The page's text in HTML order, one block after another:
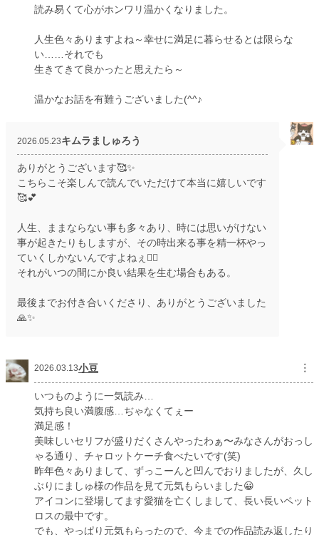
読み易くて心がホンワリ温かくなりました。
人生色々ありますよね～幸せに満足に暮らせるとは限らな
い……それでも
生きてきて良かったと思えたら～
温かなお話を有難うございました(^^♪
2026.05.23キムラましゅろう
ありがとうございます🥰✨
こちらこそ楽しんで読んでいただけて本当に嬉しいです
🥰💕
人生、ままならない事も多々あり、時には思いがけない
事が起きたりもしますが、その時出来る事を精一杯やっ
ていくしかないんですよねぇ🙂‍↕️
それがいつの間にか良い結果を生む場合もある。
最後までお付き合いくださり、ありがとうございました
🙏✨
2026.03.13小豆 ︙
いつものように一気読み…
気持ち良い満腹感…ぢゃなくてぇー
満足感！
美味しいセリフが盛りだくさんやったわぁ〜みなさんがおっし
ゃる通り、チャロットケーチ食べたいです(笑)
昨年色々ありまして、ずっこーんと凹んでおりましたが、久し
ぶりにましゅ様の作品を見て元気もらいました😀
アイコンに登場してます愛猫を亡くしまして、長い長いペット
ロスの最中です。
でも、やっぱり元気もらったので、今までの作品読み返したり